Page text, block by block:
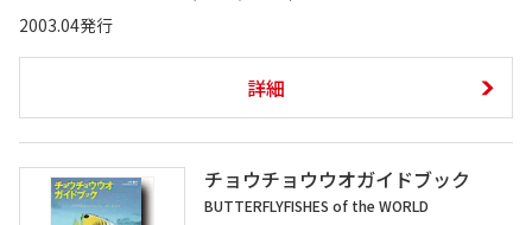
2003.04発行
詳細
チョウチョウウオガイドブック
BUTTERFLYFISHES of the WORLD